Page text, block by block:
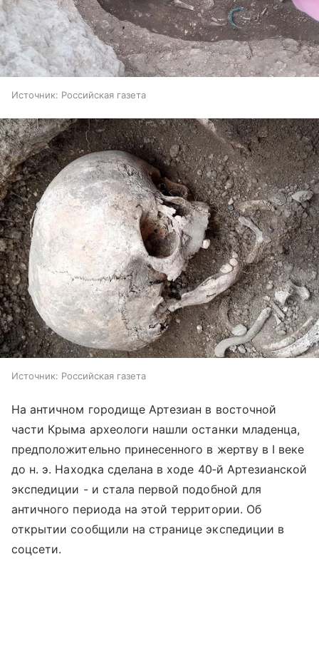
Источник: Российская газета
Источник: Российская газета
На античном городище Артезиан в восточной
части Крыма археологи нашли останки младенца,
предположительно принесенного в жертву в I веке
до н. э. Находка сделана в ходе 40‑й Артезианской
экспедиции - и стала первой подобной для
античного периода на этой территории. Об
открытии сообщили на странице экспедиции в
соцсети.